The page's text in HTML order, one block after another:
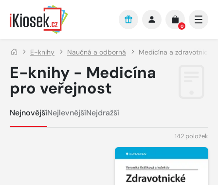
Přejít na hlavní obsah
0
E-knihy Naučná a odborná Medicína a zdravotnictví
E-knihy - Medicína
pro veřejnost
NejnovějšíNejlevnějšíNejdražší
142 položek